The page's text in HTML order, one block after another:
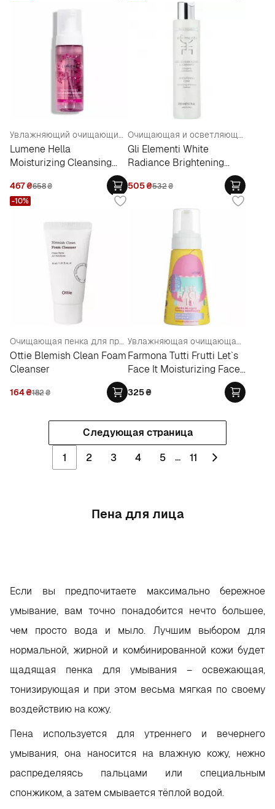
Увлажняющий очищающий мусс
Lumene Hella
Moisturizing Cleansing
467₴658₴
Очищающая и осветляющая детокс-пена
Gli Elementi White
Radiance Brightening
505₴532₴
Очищающая пенка для проблемной кожи (мини)
Ottie Blemish Clean Foam
Cleanser
164₴182₴
-10%
Увлажняющая очищающая пенка для лица
Farmona Tutti Frutti Let`s
Face It Moisturizing Face
325₴
Следующая страница
1
2 3 4 5 ... 11
Пена для лица
Если вы предпочитаете максимально бережное
умывание, вам точно понадобится нечто большее,
чем просто вода и мыло. Лучшим выбором для
нормальной, жирной и комбинированной кожи будет
щадящая пенка для умывания – освежающая,
тонизирующая и при этом весьма мягкая по своему
воздействию на кожу.
Пена используется для утреннего и вечернего
умывания, она наносится на влажную кожу, нежно
распределяясь пальцами или специальным
спонжиком, а затем смывается тёплой водой.